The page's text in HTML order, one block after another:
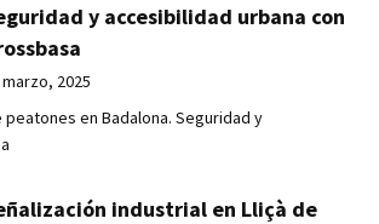
y accesibilidad urbana con
2025
en Badalona. Seguridad y
industrial en Lliçà de